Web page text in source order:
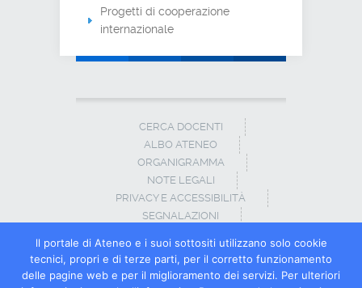
Progetti di cooperazione
internazionale
CERCA DOCENTI
ALBO ATENEO
ORGANIGRAMMA
NOTE LEGALI
PRIVACY E ACCESSIBILITÀ
SEGNALAZIONI
© Copyright Università degli Studi del
ll portale di Ateneo e i suoi sottositi utilizzano solo cookie
tecnici, propri e di terze parti, per il corretto funzionamento
delle pagine web e per il miglioramento dei servizi. Per ulteriori